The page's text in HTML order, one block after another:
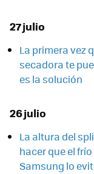
27 julio
La primera vez
secadora te
es la solución
26 julio
La altura del
hacer que el
Samsung lo